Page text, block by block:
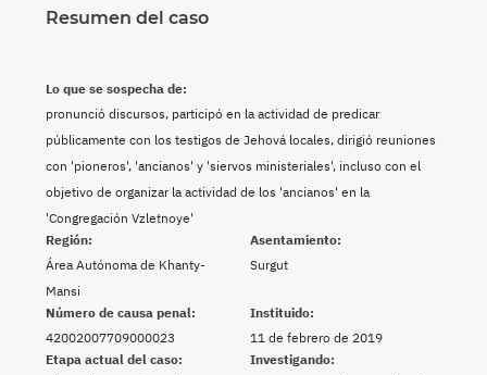
Resumen del caso
Región:
Área Autónoma de Khanty-
Mansi
Asentamiento:
Surgut
Lo que se sospecha de:
pronunció discursos, participó en la actividad de predicar
públicamente con los testigos de Jehová locales, dirigió reuniones
con 'pioneros', 'ancianos' y 'siervos ministeriales', incluso con el
objetivo de organizar la actividad de los 'ancianos' en la
'Congregación Vzletnoye'
Número de causa penal:
42002007709000023
Instituido:
11 de febrero de 2019
Etapa actual del caso:
Investigando: